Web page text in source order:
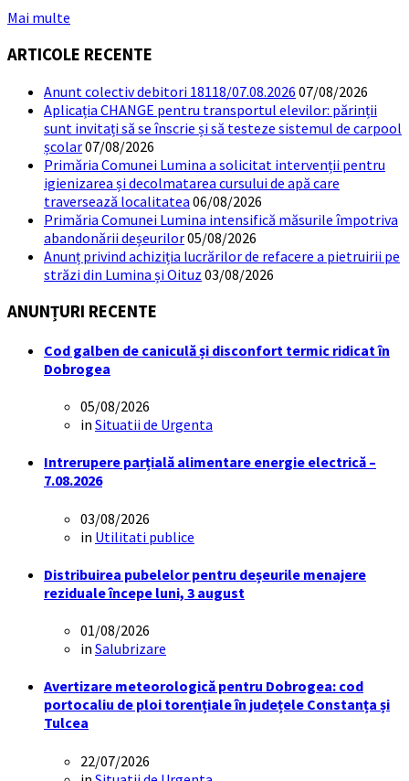
Mai multe
ARTICOLE RECENTE
Anunt colectiv debitori 18118/07.08.2026 07/08/2026
Aplicația CHANGE pentru transportul elevilor: părinții
sunt invitați să se înscrie și să testeze sistemul de carpool
școlar07/08/2026
Primăria Comunei Lumina a solicitat intervenții pentru
igienizarea și decolmatarea cursului de apă care
traversează localitatea 06/08/2026
Primăria Comunei Lumina intensifică măsurile împotriva
abandonării deșeurilor05/08/2026
Anunț privind achiziția lucrărilor de refacere a pietruirii pe
străzi din Lumina și Oituz 03/08/2026
ANUNȚURI RECENTE
Cod galben de caniculă și disconfort termic ridicat în
Dobrogea
05/08/2026
in Situatii de Urgenta
Intrerupere parțială alimentare energie electrică –
7.08.2026
03/08/2026
in Utilitati publice
Distribuirea pubelelor pentru deșeurile menajere
reziduale începe luni, 3 august
01/08/2026
in Salubrizare
Avertizare meteorologică pentru Dobrogea: cod
portocaliu de ploi torențiale în județele Constanța și
Tulcea
22/07/2026